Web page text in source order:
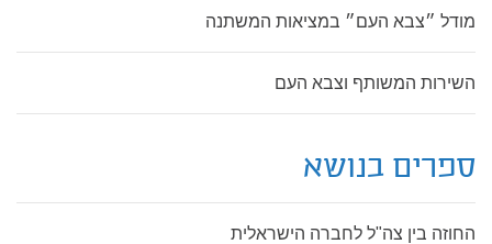
מודל ״צבא העם״ במציאות המשתנה
השירות המשותף וצבא העם
ספרים בנושא
החוזה בין צה"ל לחברה הישראלית